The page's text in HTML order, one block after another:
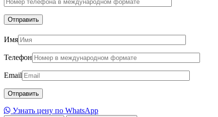
Имя
Телефон
Email
Узнать цену по WhatsApp